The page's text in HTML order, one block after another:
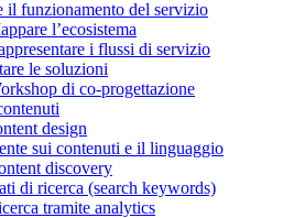
il funzionamento del servizio
l’ecosistema
i flussi di servizio
le soluzioni
di co-progettazione
design
sui contenuti e il linguaggio
discovery
di ricerca (search keywords)
tramite analytics